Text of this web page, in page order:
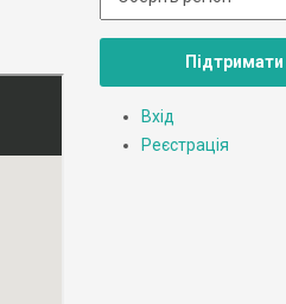
Підтримати
Вхід
Реєстрація